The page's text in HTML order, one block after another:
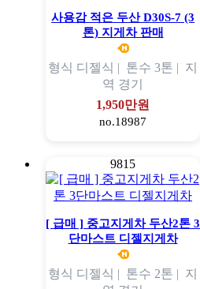
사용감 적은 두산 D30S-7 (3
톤) 지게차 판매
형식 디젤식 | 톤수 3톤 | 지
역 경기
1,950만원
no.18987
9815
[ 급매 ] 중고지게차 두산2톤 3
단마스트 디젤지게차
형식 디젤식 | 톤수 2톤 | 지